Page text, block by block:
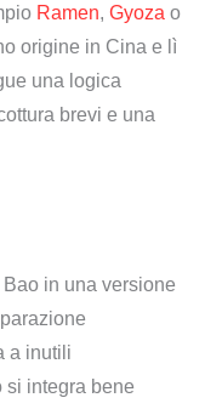
Ramen, Gyoza o
origine in Cina e lì
una logica
brevi e una
in una versione
a inutili
si integra bene